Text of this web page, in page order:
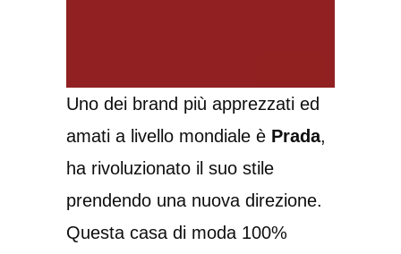
Uno dei brand più apprezzati ed
amati a livello mondiale è Prada,
ha rivoluzionato il suo stile
prendendo una nuova direzione.
Questa casa di moda 100%